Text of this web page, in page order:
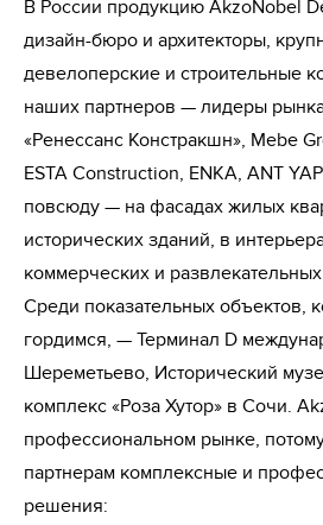
В России продукцию AkzoNobel
дизайн-бюро и архитекторы,
девелоперские и строительные
наших партнеров — лидеры
«Ренессанс Констракшн», Mebe
ESTA Construction, ENKA, ANT
повсюду — на фасадах жилых
исторических зданий, в
коммерческих и
Среди показательных объектов,
гордимся, — Терминал D
Шереметьево, Исторический
комплекс «Роза Хутор» в Сочи.
профессиональном рынке,
партнерам комплексные и
решения: